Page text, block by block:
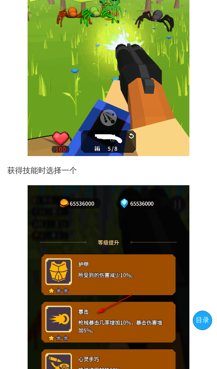
获得技能时选择一个
目录